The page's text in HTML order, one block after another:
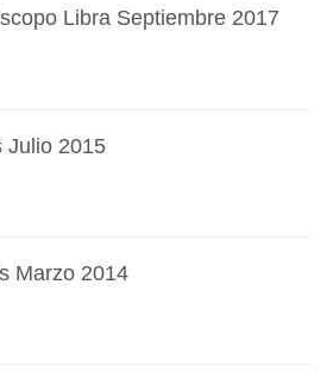
Libra Septiembre 2017
Julio 2015
Marzo 2014